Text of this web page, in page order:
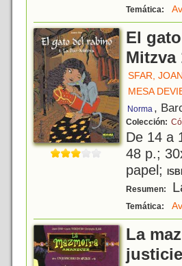
Temática:
El
Mitzva
SFAR,
MESA
Norma ,
Colección:
De 14 a
48 p.;
papel;
Resumen:
Temática:
La